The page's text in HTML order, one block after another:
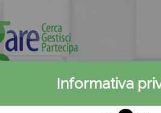
Informativa
Contattaci